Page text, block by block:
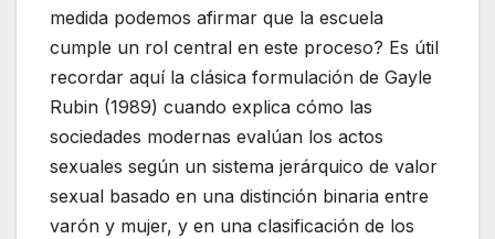
medida podemos afirmar que la escuela
cumple un rol central en este proceso? Es útil
recordar aquí la clásica formulación de Gayle
Rubin (1989) cuando explica cómo las
sociedades modernas evalúan los actos
sexuales según un sistema jerárquico de valor
sexual basado en una distinción binaria entre
varón y mujer, y en una clasificación de los